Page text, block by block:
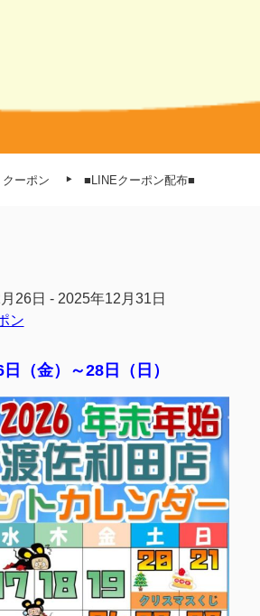
クーポン ■LINEクーポン配布■
26日 - 2025年12月31日
ン
（金）～28日（日）